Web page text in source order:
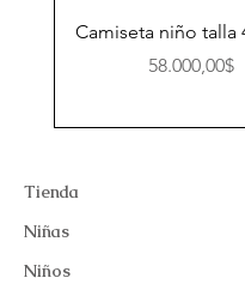
Camiseta niño talla
Price
58.000,00$
Tienda
Niñas
Niños